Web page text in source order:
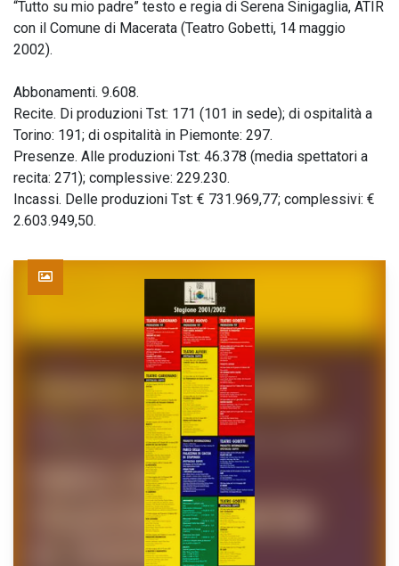
“Tutto su mio padre” testo e regia di Serena Sinigaglia, ATIR
con il Comune di Macerata (Teatro Gobetti, 14 maggio
2002).
Abbonamenti. 9.608.
Recite. Di produzioni Tst: 171 (101 in sede); di ospitalità a
Torino: 191; di ospitalità in Piemonte: 297.
Presenze. Alle produzioni Tst: 46.378 (media spettatori a
recita: 271); complessive: 229.230.
Incassi. Delle produzioni Tst: € 731.969,77; complessivi: €
2.603.949,50.